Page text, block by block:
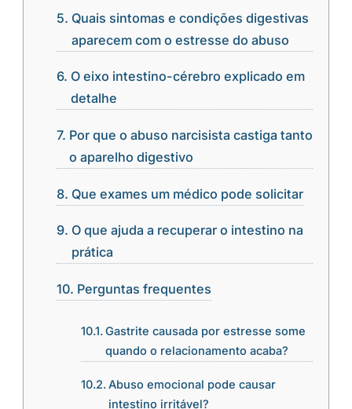
Quais sintomas e condições digestivas
aparecem com o estresse do abuso
O eixo intestino-cérebro explicado em
detalhe
Por que o abuso narcisista castiga tanto
o aparelho digestivo
Que exames um médico pode solicitar
O que ajuda a recuperar o intestino na
prática
Perguntas frequentes
Gastrite causada por estresse some
quando o relacionamento acaba?
Abuso emocional pode causar
intestino irritável?